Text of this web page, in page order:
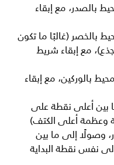
بالصدر، مع إبقاء
بالخصر (غالبًا ما تكون
مع إبقاء شريط
بالوركين، مع إبقاء
بين أعلى نقطة على
وعظمة أعلى الكتف)
وصولًا إلى ما بين
نفس نقطة البداية